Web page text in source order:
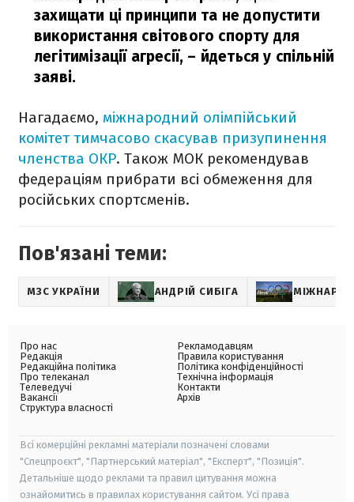
захищати ці принципи та не допустити
використання світового спорту для
легітимізації агресії, – йдеться у спільній
заяві.
Нагадаємо, міжнародний олімпійський
комітет тимчасово скасував призупинення
членства ОКР. Також МОК рекомендував
федераціям прибрати всі обмеження для
російських спортсменів.
Пов'язані теми:
МЗС УКРАЇНИ АНДРІЙ СИБІГА
Про нас
Редакція
Редакційна політика
Про телеканал
Телеведучі
Вакансії
Структура власності
Рекламодавцям
Правила користування
Політика конфіденційності
Технічна інформація
Контакти
Архів
Всі комерційні рекламні матеріали позначені словами
"Спецпроєкт", "Партнерський матеріал", "Експерт", "Позиція".
Детальніше щодо реклами та правил цитування можна
ознайомитись в правилах користування сайтом. Усі права